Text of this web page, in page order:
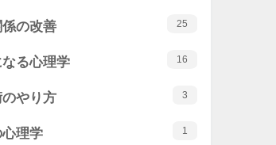
係の改善 25
る心理学 16
やり方 3
理学 1